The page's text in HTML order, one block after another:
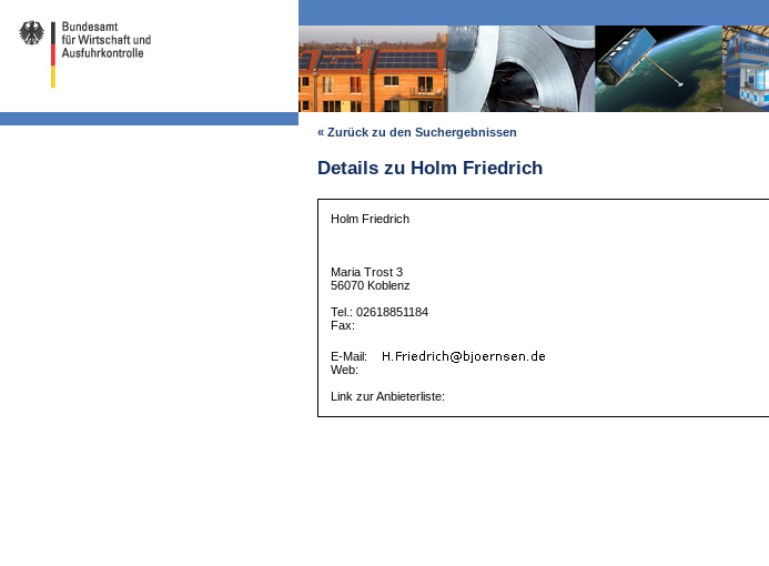
« Zurück zu den Suchergebnissen
Details zu Holm Friedrich
Holm Friedrich
Maria Trost 3
56070 Koblenz
Tel.: 02618851184
Fax:
E-Mail:
Web:
Link zur Anbieterliste: